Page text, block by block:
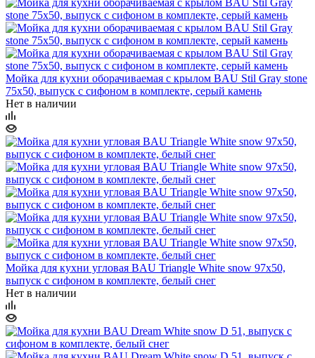
Мойка для кухни оборачиваемая с крылом BAU Stil Gray stone
75х50, выпуск с сифоном в комплекте, серый камень
Нет в наличии
Мойка для кухни угловая BAU Triangle White snow 97х50,
выпуск с сифоном в комплекте, белый снег
Нет в наличии